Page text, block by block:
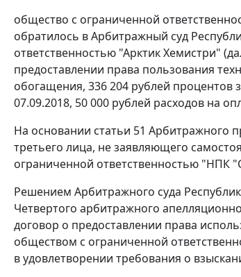
общество с ограниченной
обратилось в Арбитражный суд
ответственностью "Арктик Хемистри"
предоставлении права пользования
обогащения, 336 204 рублей процентов
07.09.2018, 50 000 рублей расходов на
На основании статьи 51 Арбитражного
третьего лица, не заявляющего
ограниченной ответственностью "НПК
Решением Арбитражного суда
Четвертого арбитражного
договор о предоставлении права
обществом с ограниченной
в удовлетворении требования о